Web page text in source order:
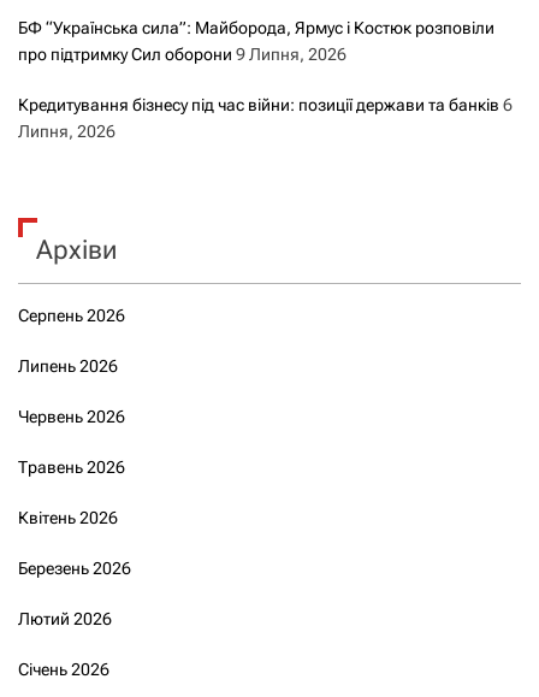
БФ “Українська сила”: Майборода, Ярмус і Костюк розповіли
про підтримку Сил оборони 9 Липня, 2026
Кредитування бізнесу під час війни: позиції держави та банків 6
Липня, 2026
Архіви
Серпень 2026
Липень 2026
Червень 2026
Травень 2026
Квітень 2026
Березень 2026
Лютий 2026
Січень 2026